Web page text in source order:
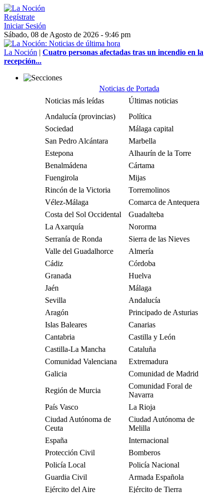
Regístrate
Iniciar Sesión
Sábado, 08 de Agosto de 2026 - 9:46 pm
La Noción | Cuatro personas afectadas tras un incendio en la
recepción...
Noticias de Portada
Noticias más leídas
Últimas noticias
Andalucía (provincias)
Política
Sociedad
Málaga capital
San Pedro Alcántara
Marbella
Estepona
Alhaurín de la Torre
Benalmádena
Cártama
Fuengirola
Mijas
Rincón de la Victoria
Torremolinos
Vélez-Málaga
Comarca de Antequera
Costa del Sol Occidental
Guadalteba
La Axarquía
Nororma
Serranía de Ronda
Sierra de las Nieves
Valle del Guadalhorce
Almería
Cádiz
Córdoba
Granada
Huelva
Jaén
Málaga
Sevilla
Andalucía
Aragón
Principado de Asturias
Islas Baleares
Canarias
Cantabria
Castilla y León
Castilla-La Mancha
Cataluña
Comunidad Valenciana
Extremadura
Galicia
Comunidad de Madrid
Región de Murcia
Comunidad Foral de
Navarra
País Vasco
La Rioja
Ciudad Autónoma de
Ceuta
Ciudad Autónoma de
Melilla
España
Internacional
Protección Civil
Bomberos
Policía Local
Policía Nacional
Guardia Civil
Armada Española
Ejército del Aire
Ejército de Tierra